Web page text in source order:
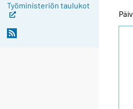
Työministeriön taulukot